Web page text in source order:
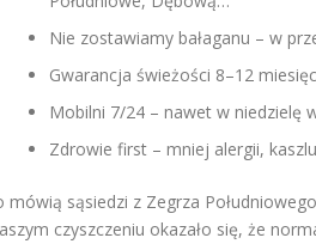
Nie zostawiamy bałaganu – w
Gwarancja świeżości 8–12
Mobilni 7/24 – nawet w niedzielę
Zdrowie first – mniej alergii,
mówią sąsiedzi z Zegrza
czyszczeniu okazało się, że